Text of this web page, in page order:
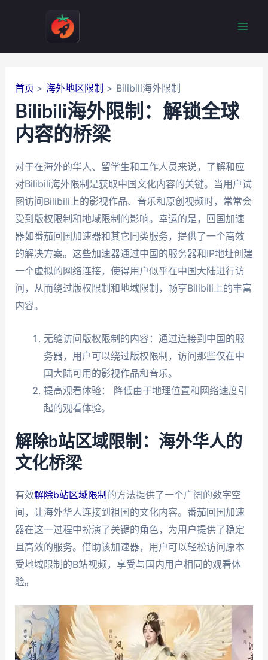
首页 海外地区限制 Bilibili海外限制
Bilibili海外限制：解锁全球
内容的桥梁
对于在海外的华人、留学生和工作人员来说，了解和应
对Bilibili海外限制是获取中国文化内容的关键。当用户试
图访问Bilibili上的影视作品、音乐和原创视频时，常常会
受到版权限制和地域限制的影响。幸运的是，回国加速
器如番茄回国加速器和其它同类服务，提供了一个高效
的解决方案。这些加速器通过中国的服务器和IP地址创建
一个虚拟的网络连接，使得用户似乎在中国大陆进行访
问，从而绕过版权限制和地域限制，畅享Bilibili上的丰富
内容。
无缝访问版权限制的内容：通过连接到中国的服
务器，用户可以绕过版权限制，访问那些仅在中
国大陆可用的影视作品和音乐。
提高观看体验： 降低由于地理位置和网络速度引
起的观看体验。
解除b站区域限制：海外华人的
文化桥梁
有效解除b站区域限制的方法提供了一个广阔的数字空
间，让海外华人连接到祖国的文化内容。番茄回国加速
器在这一过程中扮演了关键的角色，为用户提供了稳定
且高效的服务。借助该加速器，用户可以轻松访问原本
受地域限制的B站视频，享受与国内用户相同的观看体
验。